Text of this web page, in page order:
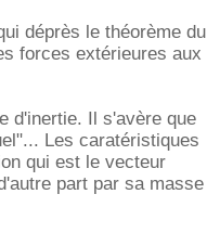
déprès le théorème du
forces extérieures aux
d'inertie. Il s'avère que
Les caratéristiques
qui est le vecteur
part par sa masse